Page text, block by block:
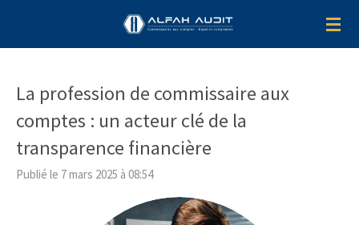
La profession de commissaire aux
comptes : un acteur clé de la
transparence financière
Publié le 7 mars 2025 à 08:54